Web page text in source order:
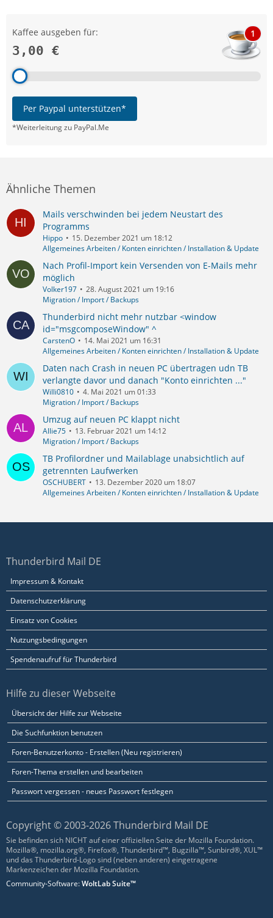
Kaffee ausgeben für:
3,00 €
1
Per Paypal unterstützen*
*Weiterleitung zu PayPal.Me
Ähnliche Themen
Mails verschwinden bei jedem Neustart des
Programms
Hippo
15. Dezember 2021 um 18:12
Allgemeines Arbeiten / Konten einrichten / Installation & Update
Nach Profil-Import kein Versenden von E-Mails mehr
möglich
Volker197
28. August 2021 um 19:16
Migration / Import / Backups
Thunderbird nicht mehr nutzbar <window
id="msgcomposeWindow" ^
CarstenO
14. Mai 2021 um 16:31
Allgemeines Arbeiten / Konten einrichten / Installation & Update
Daten nach Crash in neuen PC übertragen udn TB
verlangte davor und danach "Konto einrichten ..."
Willi0810
4. Mai 2021 um 01:33
Migration / Import / Backups
Umzug auf neuen PC klappt nicht
Allie75
13. Februar 2021 um 14:12
Migration / Import / Backups
TB Profilordner und Mailablage unabsichtlich auf
getrennten Laufwerken
OSCHUBERT
13. Dezember 2020 um 18:07
Allgemeines Arbeiten / Konten einrichten / Installation & Update
Thunderbird Mail DE
Impressum & Kontakt
Datenschutzerklärung
Einsatz von Cookies
Nutzungsbedingungen
Spendenaufruf für Thunderbird
Hilfe zu dieser Webseite
Übersicht der Hilfe zur Webseite
Die Suchfunktion benutzen
Foren-Benutzerkonto - Erstellen (Neu registrieren)
Foren-Thema erstellen und bearbeiten
Passwort vergessen - neues Passwort festlegen
Copyright © 2003-2026 Thunderbird Mail DE
Sie befinden sich NICHT auf einer offiziellen Seite der Mozilla Foundation.
Mozilla®, mozilla.org®, Firefox®, Thunderbird™, Bugzilla™, Sunbird®, XUL™
und das Thunderbird-Logo sind (neben anderen) eingetragene
Markenzeichen der Mozilla Foundation.
Community-Software:WoltLab Suite™